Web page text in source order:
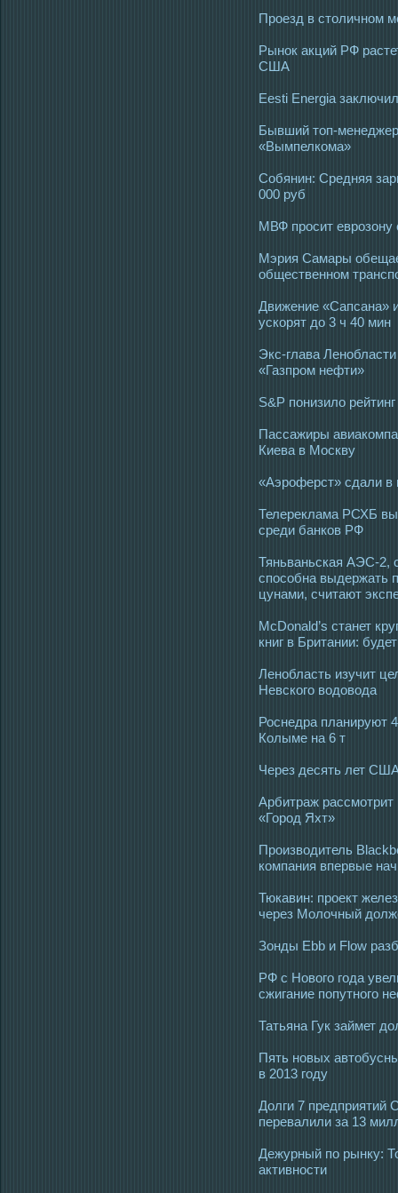
Проезд в столичном
Рынок акций РФ
США
Eesti Energia
Бывший топ-менеджер
«Вымпелкома»
Собянин: Средняя
000 руб
МВФ просит еврозону
Мэрия Самары
общественном
Движение «Сапсана»
ускорят до 3 ч 40 мин
Экс-глава
«Газпром нефти»
S&P понизило
Пассажиры
Киева в Москву
«Аэроферст» сдали в
Телереклама РСХБ
среди банков РФ
Тяньваньская АЭС-2,
способна выдержать
цунами, считают
McDonald’s станет
книг в Британии:
Ленобласть изучит
Невского водовода
Роснедра планируют
Колыме на 6 т
Через десять лет США
Арбитраж рассмотрит
«Город Яхт»
Производитель
компания впервые
Тюкавин: проект
через Молочный
Зонды Ebb и Flow
РФ с Нового года
сжигание попутного
Татьяна Гук займет
Пять новых
в 2013 году
Долги 7 предприятий
перевалили за 13
Дежурный по рынку:
активности